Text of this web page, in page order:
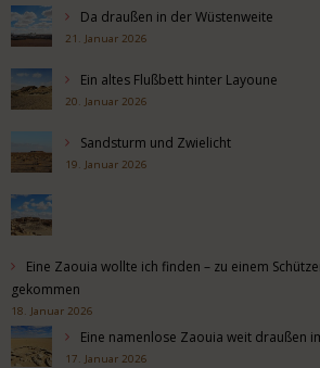
Da draußen in der Wüstenweite
21. Januar 2026
Ein altes Flußbett hinter Layoune
20. Januar 2026
Sandsturm und Zwielicht
19. Januar 2026
Eine Zaouia wollte ich finden – zu einem
gekommen
18. Januar 2026
Eine namenlose Zaouia weit draußen
17. Januar 2026